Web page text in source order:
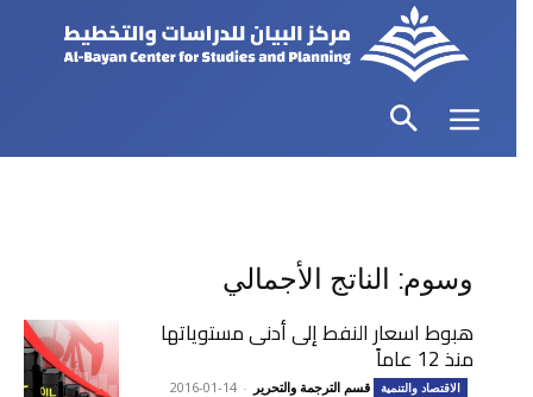
وسوم: الناتج الأجمالي
هبوط اسعار النفط إلى أدنى مستوياتها
منذ 12 عاماً
الاقتصاد والتنمية قسم الترجمة والتحرير -
2016-01-14